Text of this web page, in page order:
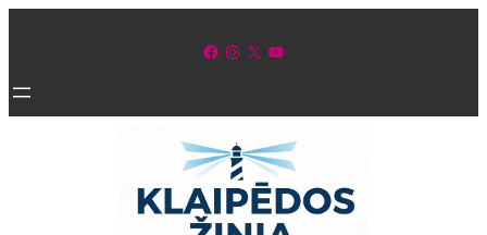
Facebook Instagram X YouTube